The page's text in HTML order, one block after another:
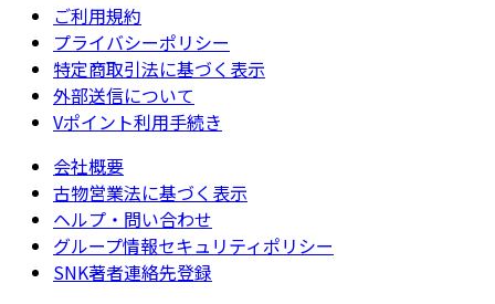
ご利用規約
プライバシーポリシー
特定商取引法に基づく表示
外部送信について
Vポイント利用手続き
会社概要
古物営業法に基づく表示
ヘルプ・問い合わせ
グループ情報セキュリティポリシー
SNK著者連絡先登録